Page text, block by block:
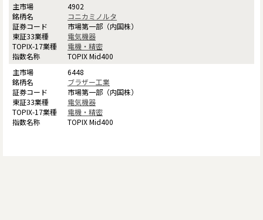
4902
コニカミノルタ
市場第一部（内国株）
電気機器
電機・精密
TOPIX Mid400
6448
ブラザー工業
市場第一部（内国株）
電気機器
電機・精密
TOPIX Mid400